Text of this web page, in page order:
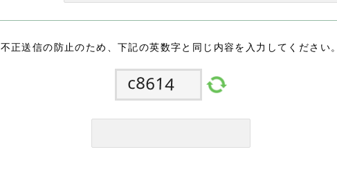
不正送信の防止のため、下記の英数字と同じ内容を入力してください。